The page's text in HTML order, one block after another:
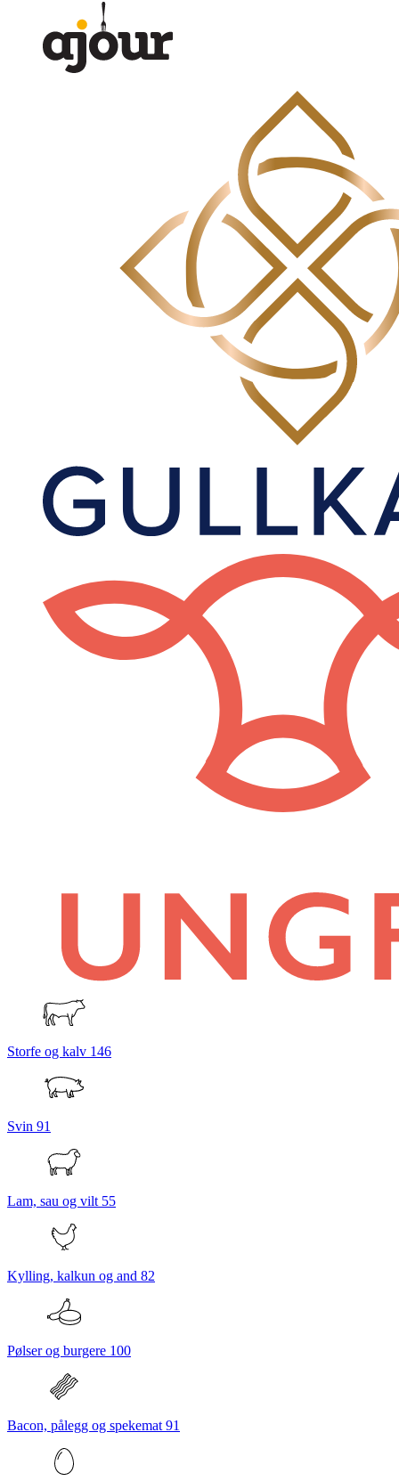
Storfe og kalv 146
Svin 91
Lam, sau og vilt 55
Kylling, kalkun og and 82
Pølser og burgere 100
Bacon, pålegg og spekemat 91